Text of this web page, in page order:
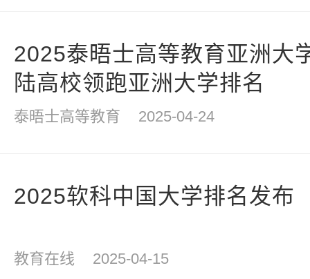
2025泰晤士高等教育亚洲大
陆高校领跑亚洲大学排名
泰晤士高等教育 2025-04-24
2025软科中国大学排名发布
教育在线 2025-04-15